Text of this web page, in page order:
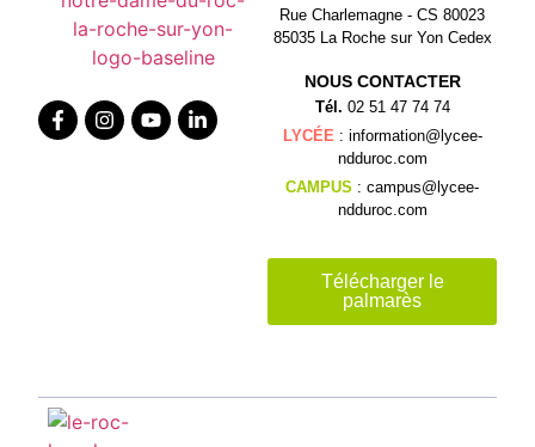
Rue Charlemagne - CS 80023
85035 La Roche sur Yon Cedex
NOUS CONTACTER
Tél. 02 51 47 74 74
LYCÉE: information@lycee-
ndduroc.com
CAMPUS : campus@lycee-
ndduroc.com
Télécharger le
palmarès